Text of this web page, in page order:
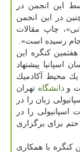
توسط این انجمن در
در این انجمن
چاپ مقالات
رسیده است».
كنگره این
اسپانیا پیشنهاد
محیط آكادمیك
ودانشگاه تهران
زبان را در
اسپانیولی را در
برای برگزاری
كنگره با همكاری